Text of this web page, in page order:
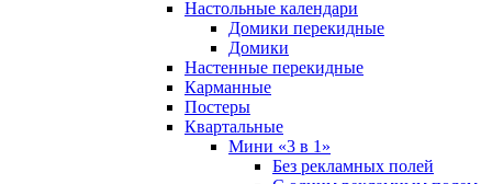
Настольные календари
Домики перекидные
Домики
Настенные перекидные
Карманные
Постеры
Квартальные
Мини «3 в 1»
Без рекламных полей